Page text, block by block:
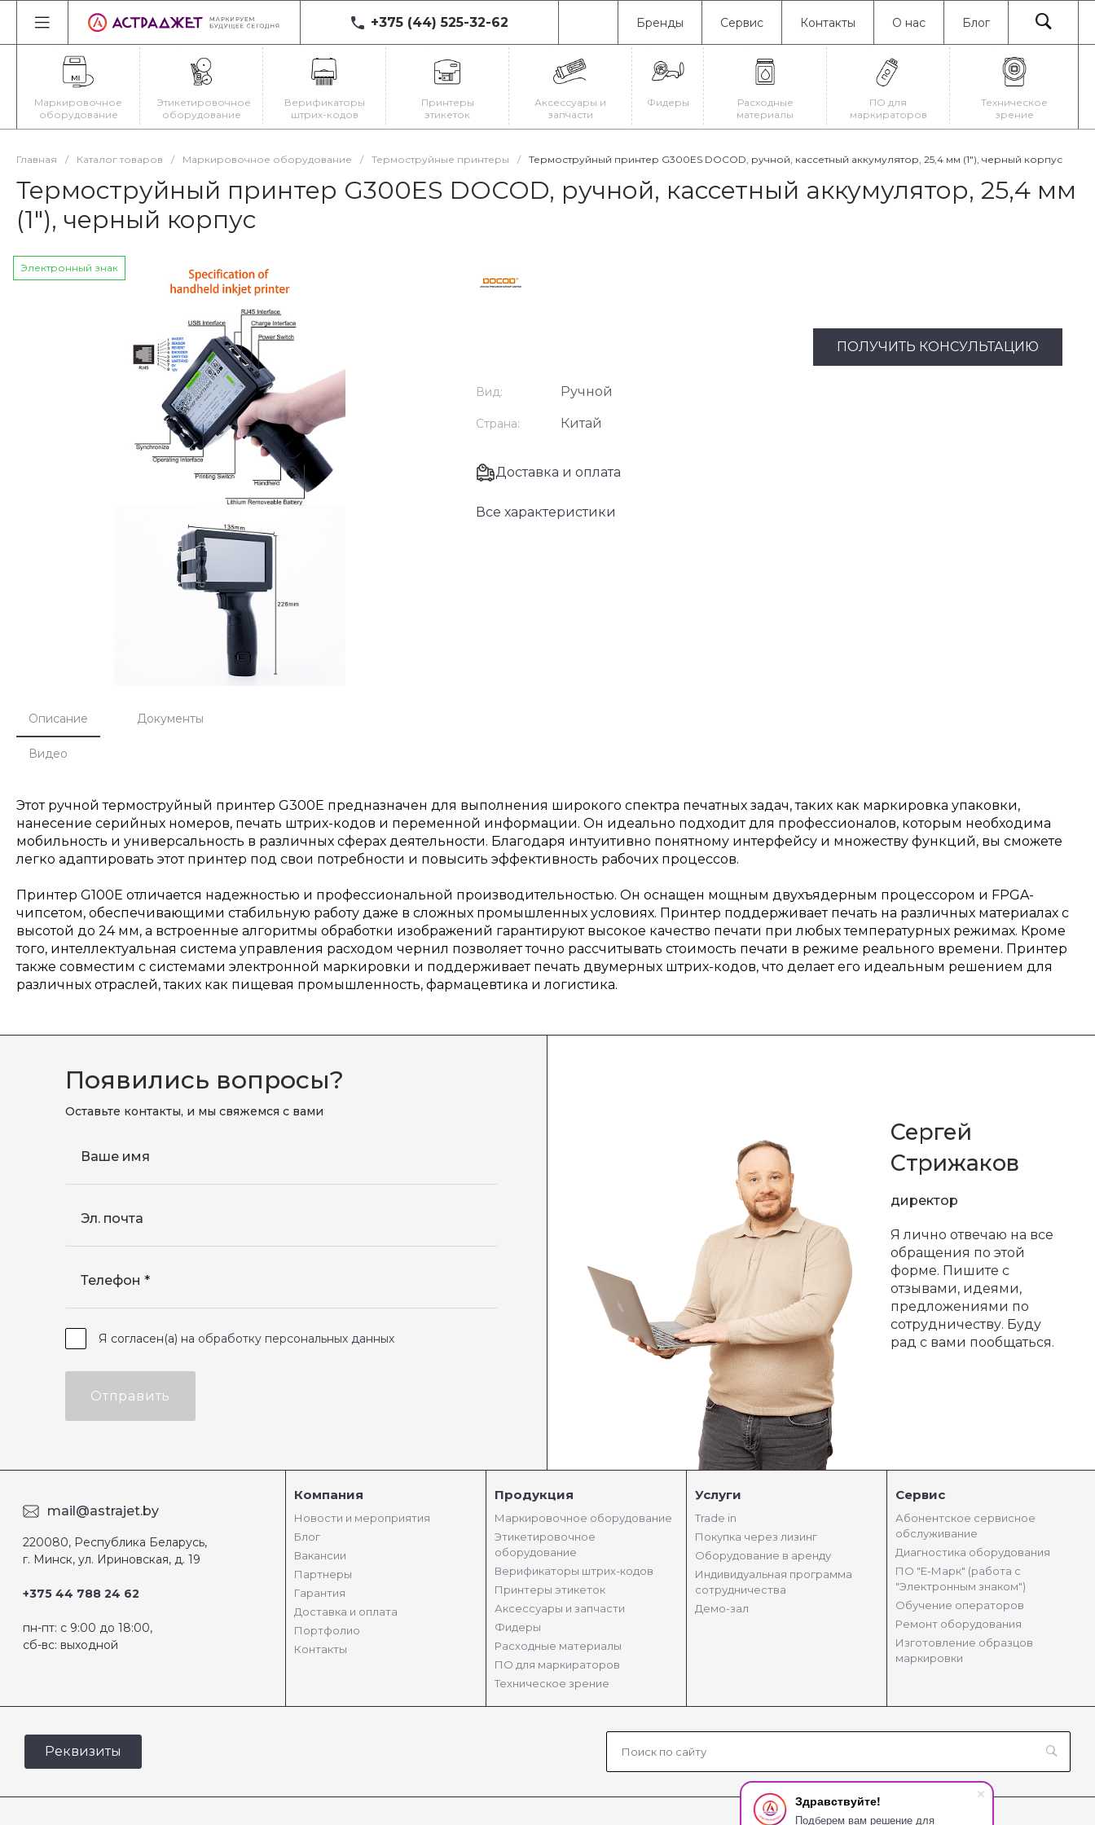
Здравствуйте!
Подберем вам решение для
+375 (44) 525-32-62
+375 (44) 525-32-62
220080, г. Минск, ул.
Ириновская, 19
Пн-Пт: с 9:00 до 18:00
Cб-Вс: Выходной
Бренды Сервис Контакты О нас Блог
Маркировочное
оборудование
Этикетировочное
оборудование
Верификаторы
штрих-кодов
Принтеры
этикеток
Аксессуары и
запчасти
Фидеры
Расходные
материалы
ПО для
маркираторов
Техническое
зрение
Главная / Каталог товаров / Маркировочное оборудование / Термоструйные принтеры / Термоструйный принтер G300ES DOCOD, ручной, кассетный аккумулятор, 25,4 мм (1"), черный корпус
Термоструйный принтер G300ES DOCOD, ручной, кассетный аккумулятор, 25,4 мм
(1"), черный корпус
Электронный знак
ПОЛУЧИТЬ КОНСУЛЬТАЦИЮ
Вид: Ручной
Страна: Китай
Доставка и оплата
Все характеристики
Описание Документы
Видео
Этот ручной термоструйный принтер G300E предназначен для выполнения широкого спектра печатных задач, таких как маркировка упаковки,
нанесение серийных номеров, печать штрих-кодов и переменной информации. Он идеально подходит для профессионалов, которым необходима
мобильность и универсальность в различных сферах деятельности. Благодаря интуитивно понятному интерфейсу и множеству функций, вы сможете
легко адаптировать этот принтер под свои потребности и повысить эффективность рабочих процессов.
Принтер G100E отличается надежностью и профессиональной производительностью. Он оснащен мощным двухъядерным процессором и FPGA-
чипсетом, обеспечивающими стабильную работу даже в сложных промышленных условиях. Принтер поддерживает печать на различных материалах с
высотой до 24 мм, а встроенные алгоритмы обработки изображений гарантируют высокое качество печати при любых температурных режимах. Кроме
того, интеллектуальная система управления расходом чернил позволяет точно рассчитывать стоимость печати в режиме реального времени. Принтер
также совместим с системами электронной маркировки и поддерживает печать двумерных штрих-кодов, что делает его идеальным решением для
различных отраслей, таких как пищевая промышленность, фармацевтика и логистика.
Появились вопросы?
Оставьте контакты, и мы свяжемся с вами
Ваше имя
Эл. почта
Телефон
Я согласен(а) на обработку персональных данных
Отправить
Сергей
Стрижаков
директор
Я лично отвечаю на все
обращения по этой
форме. Пишите с
отзывами, идеями,
предложениями по
сотрудничеству. Буду
рад с вами пообщаться.
mail@astrajet.by
220080, Республика Беларусь,
г. Минск, ул. Ириновская, д. 19
+375 44 788 24 62
пн-пт: с 9:00 до 18:00,
сб-вс: выходной
Компания
Новости и мероприятия
Блог
Вакансии
Партнеры
Гарантия
Доставка и оплата
Портфолио
Контакты
Продукция
Маркировочное оборудование
Этикетировочное
оборудование
Верификаторы штрих-кодов
Принтеры этикеток
Аксессуары и запчасти
Фидеры
Расходные материалы
ПО для маркираторов
Техническое зрение
Услуги
Trade in
Покупка через лизинг
Оборудование в аренду
Индивидуальная программа
сотрудничества
Демо-зал
Сервис
Абонентское сервисное
обслуживание
Диагностика оборудования
ПО "Е-Марк" (работа с
"Электронным знаком")
Обучение операторов
Ремонт оборудования
Изготовление образцов
маркировки
Реквизиты